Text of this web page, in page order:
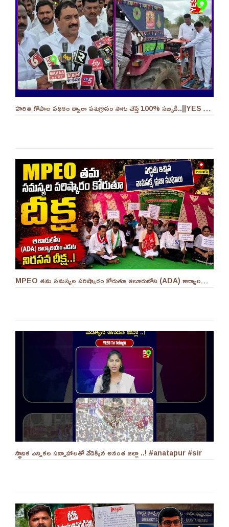
హరిత గోపాల పథకం ద్వారా పశుగ్రాసం సాగు చేస్తే 100% సబ్సిడీ..||YES 9TV
MPEO తమ సమస్యల పరిష్కారం కోరుతూ ఆలూరులోని (ADA) కార్యాలయం ఎదుట దీక్ష ||YES 9TV #kurnool
స్థానిక ఎన్నికల సన్నాహాలతో వేడెక్కిన అనంత జిల్లా ..! #anatapur #sir